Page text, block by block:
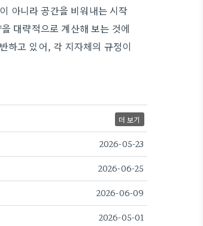
아니라 공간을 비워내는 시작
대략적으로 계산해 보는 것에
하고 있어, 각 지자체의 규정이
더 보기
2026-05-23
2026-06-25
2026-06-09
2026-05-01